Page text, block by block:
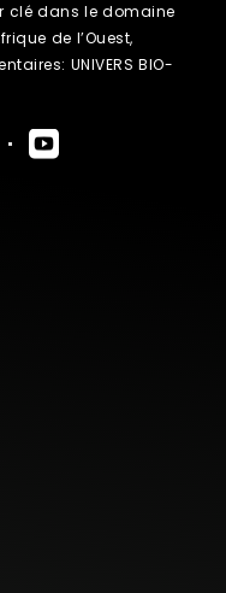
clé dans le domaine
de l’Ouest,
UNIVERS BIO-